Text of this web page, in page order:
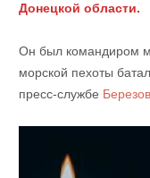
Донецкой области.
Он был командиром
морской пехоты
пресс-службе